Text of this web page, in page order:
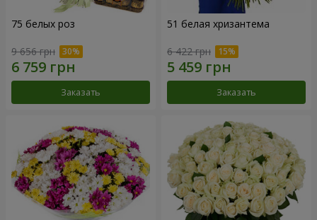
75 белых роз
9 656 грн
Заказать
51 белая хризантема
6 422 грн
Заказать